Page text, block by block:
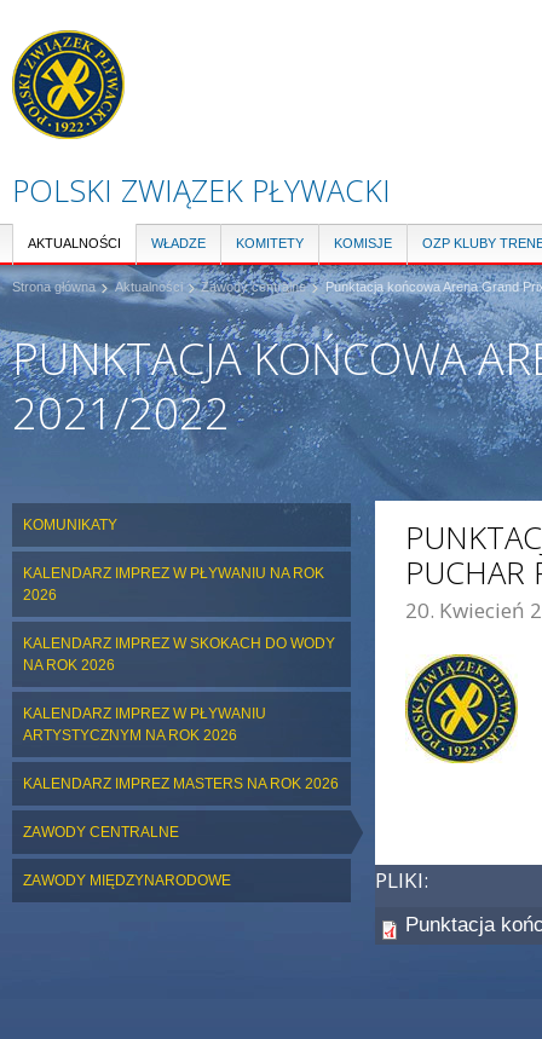
POLSKI ZWIĄZEK PŁYWACKI
AKTUALNOŚCI WŁADZE KOMITETY KOMISJE OZP KLUBY
Strona główna Aktualności Zawody centralne Punktacja końcowa Arena Grand
PUNKTACJA KOŃCOWA
2021/2022
KOMUNIKATY
KALENDARZ IMPREZ W PŁYWANIU NA ROK
2026
KALENDARZ IMPREZ W SKOKACH DO WODY
NA ROK 2026
KALENDARZ IMPREZ W PŁYWANIU
ARTYSTYCZNYM NA ROK 2026
KALENDARZ IMPREZ MASTERS NA ROK 2026
ZAWODY CENTRALNE
ZAWODY MIĘDZYNARODOWE
20. Kwiecień
PLIKI:
Punktacja